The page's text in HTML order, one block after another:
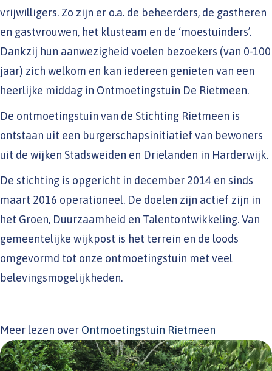
vrijwilligers. Zo zijn er o.a. de beheerders, de gastheren
en gastvrouwen, het klusteam en de ‘moestuinders’.
Dankzij hun aanwezigheid voelen bezoekers (van 0-100
jaar) zich welkom en kan iedereen genieten van een
heerlijke middag in Ontmoetingstuin De Rietmeen.
De ontmoetingstuin van de Stichting Rietmeen is
ontstaan uit een burgerschapsinitiatief van bewoners
uit de wijken Stadsweiden en Drielanden in Harderwijk.
De stichting is opgericht in december 2014 en sinds
maart 2016 operationeel. De doelen zijn actief zijn in
het Groen, Duurzaamheid en Talentontwikkeling. Van
gemeentelijke wijkpost is het terrein en de loods
omgevormd tot onze ontmoetingstuin met veel
belevingsmogelijkheden.
Meer lezen over Ontmoetingstuin Rietmeen